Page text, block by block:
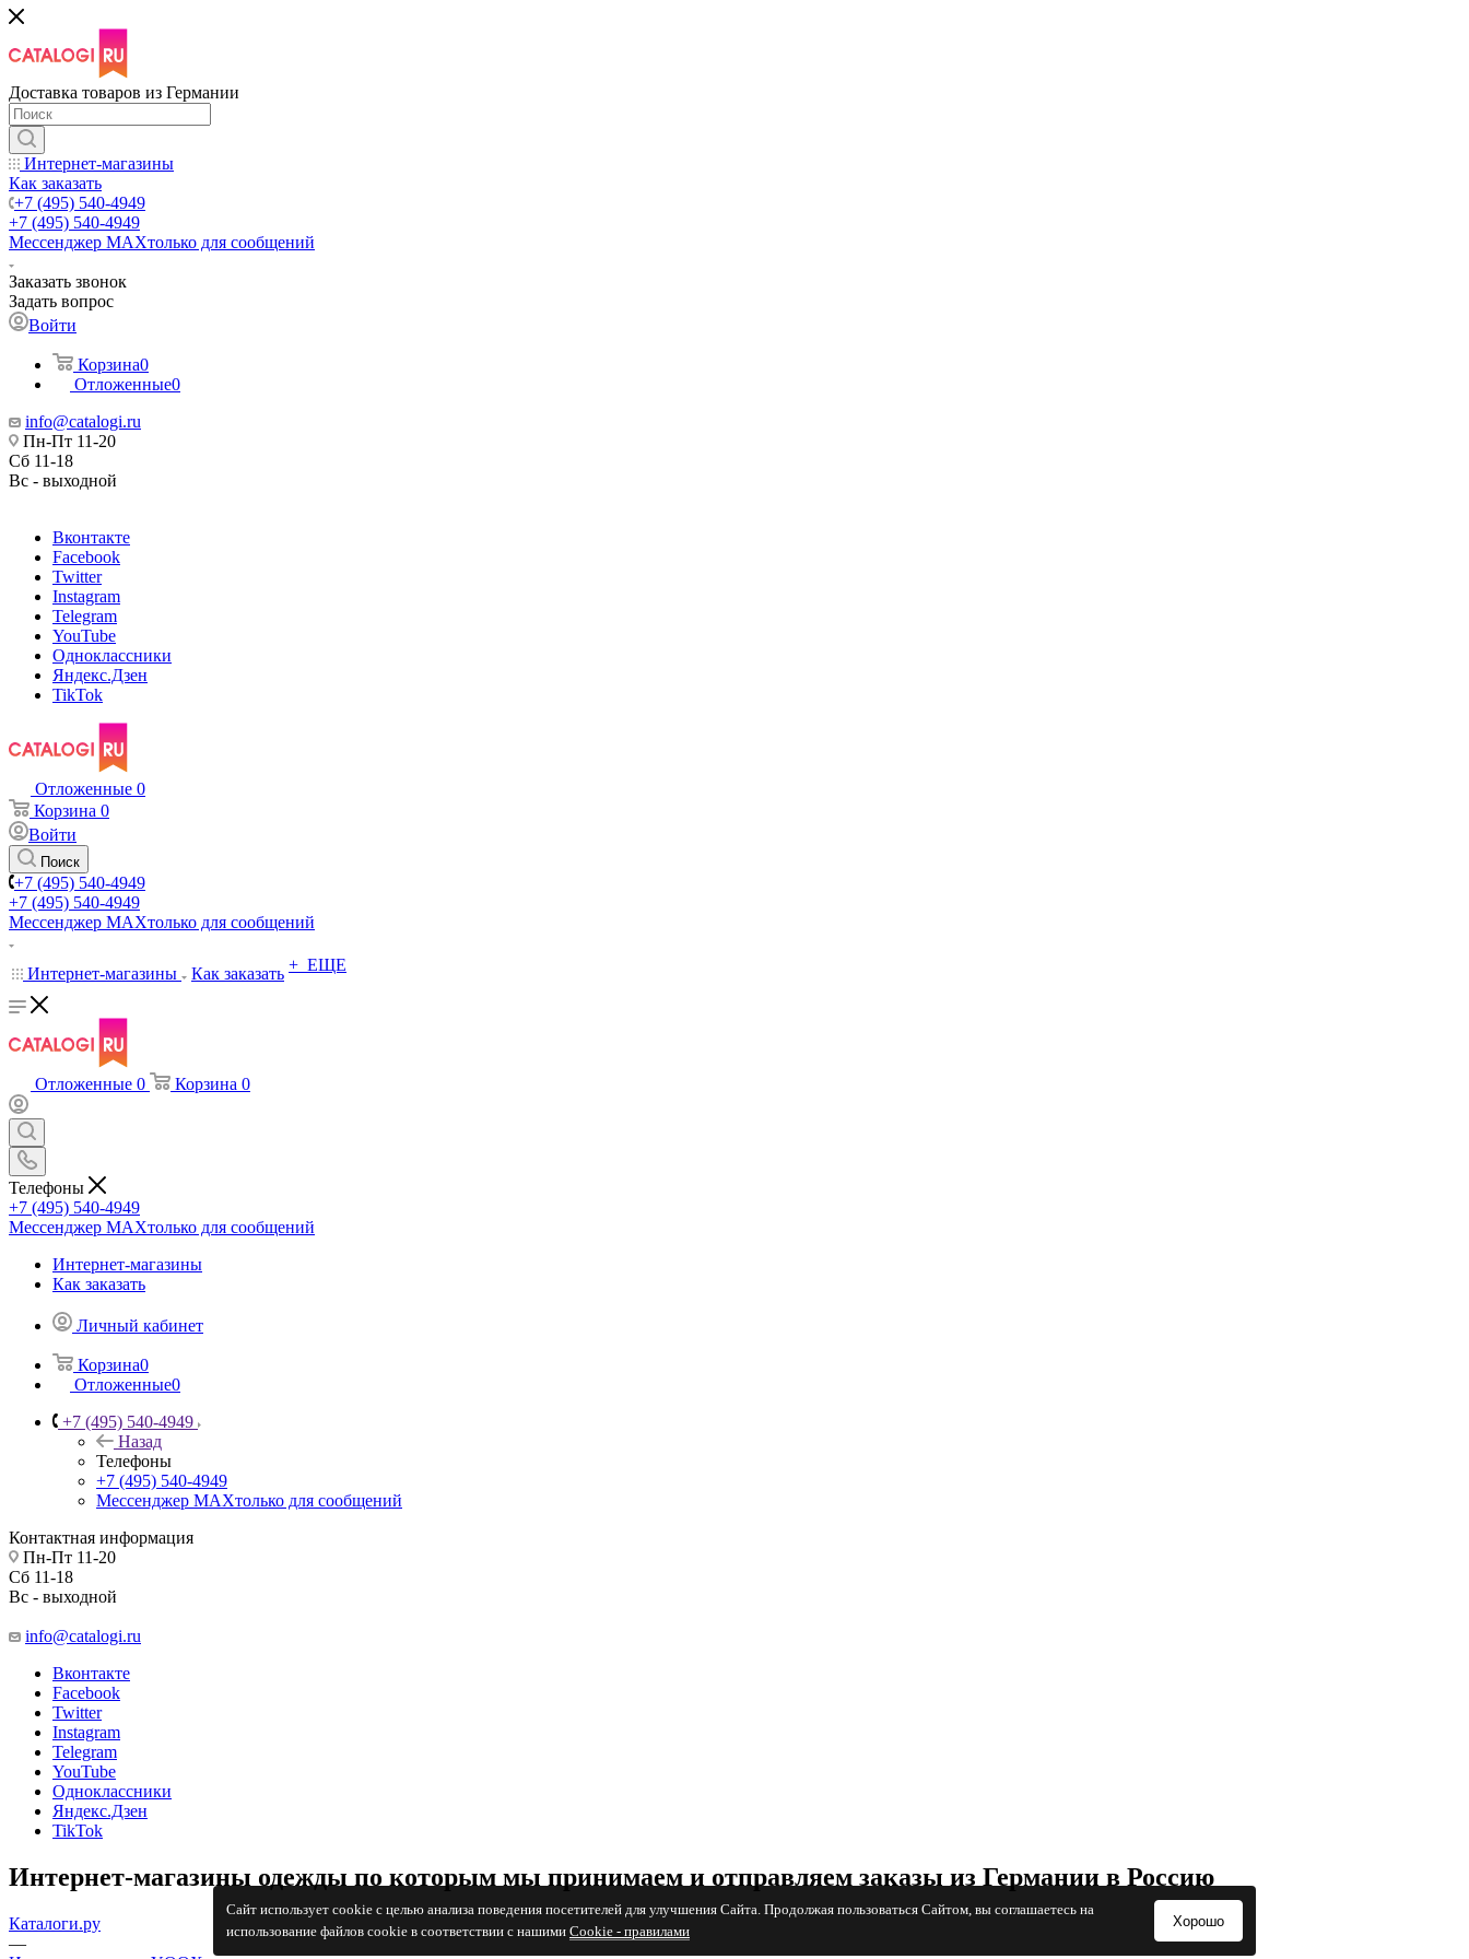
Сайт использует cookie с целью анализа поведения посетителей для улучшения Сайта. Продолжая пользоваться Сайтом, вы соглашаетесь на
использование файлов cookie в соответствии с нашими Cookiе - правилами
Хорошо
Доставка товаров из Германии
Интернет-магазины
Как заказать
+7 (495) 540-4949
+7 (495) 540-4949
Мессенджер МАХтолько для сообщений
Заказать звонок
Задать вопрос
Войти
Корзина0
Отложенные0
info@catalogi.ru
Пн-Пт 11-20
Сб 11-18
Вс - выходной
Вконтакте
Facebook
Twitter
Instagram
Telegram
YouTube
Одноклассники
Яндекс.Дзен
TikTok
Отложенные 0
Корзина 0
Войти
Поиск
+7 (495) 540-4949
+7 (495) 540-4949
Мессенджер МАХтолько для сообщений
Интернет-магазины Как заказать + ЕЩЕ
Отложенные 0 Корзина 0
Телефоны
+7 (495) 540-4949
Мессенджер МАХтолько для сообщений
Интернет-магазины
Как заказать
Личный кабинет
Корзина0
Отложенные0
+7 (495) 540-4949
Назад
Телефоны
+7 (495) 540-4949
Мессенджер МАХтолько для сообщений
Контактная информация
Пн-Пт 11-20
Сб 11-18
Вс - выходной
info@catalogi.ru
Вконтакте
Facebook
Twitter
Instagram
Telegram
YouTube
Одноклассники
Яндекс.Дзен
TikTok
Интернет-магазины одежды по которым мы принимаем и отправляем заказы из Германии в Россию
Каталоги.ру
—